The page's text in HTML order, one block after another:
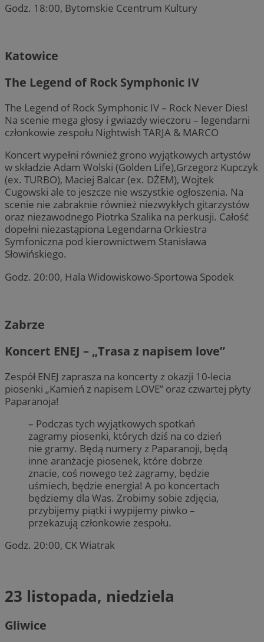
Godz. 18:00, Bytomskie Ccentrum Kultury
Katowice
The Legend of Rock Symphonic IV
The Legend of Rock Symphonic IV – Rock Never Dies!
Na scenie mega głosy i gwiazdy wieczoru – legendarni
członkowie zespołu Nightwish TARJA & MARCO
Koncert wypełni również grono wyjątkowych artystów
w składzie Adam Wolski (Golden Life),Grzegorz Kupczyk
(ex. TURBO), Maciej Balcar (ex. DŻEM), Wojtek
Cugowski ale to jeszcze nie wszystkie ogłoszenia. Na
scenie nie zabraknie również niezwykłych gitarzystów
oraz niezawodnego Piotrka Szalika na perkusji. Całość
dopełni niezastąpiona Legendarna Orkiestra
Symfoniczna pod kierownictwem Stanisława
Słowińskiego.
Godz. 20:00, Hala Widowiskowo-Sportowa Spodek
Zabrze
Koncert ENEJ – „Trasa z napisem love”
Zespół ENEJ zaprasza na koncerty z okazji 10-lecia
piosenki „Kamień z napisem LOVE” oraz czwartej płyty
Paparanoja!
– Podczas tych wyjątkowych spotkań
zagramy piosenki, których dziś na co dzień
nie gramy. Będą numery z Paparanoji, będą
inne aranżacje piosenek, które dobrze
znacie, coś nowego też zagramy, będzie
uśmiech, będzie energia! A po koncertach
będziemy dla Was. Zrobimy sobie zdjęcia,
przybijemy piątki i wypijemy piwko –
przekazują członkowie zespołu.
Godz. 20:00, CK Wiatrak
23 listopada, niedziela
Gliwice